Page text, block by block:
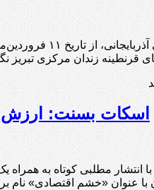
قرنطینه زندان مرکزی
اسکات بسنت: ارزش
با انتشار مطلبی کوتاه به
عنوان «خشم اقتصادی» نام